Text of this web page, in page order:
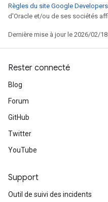
Règles du site Google Developers
d'Oracle et/ou de ses sociétés
Dernière mise à jour le 2026/02/18
Rester connecté
Blog
Forum
GitHub
Twitter
YouTube
Support
Outil de suivi des incidents